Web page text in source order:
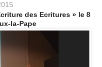
des Ecritures » le 8
la-Pape